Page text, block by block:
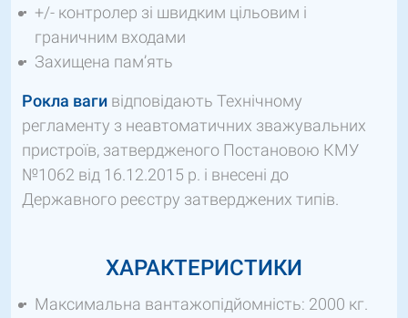
+/- контролер зі швидким цільовим і
граничним входами
Захищена пам’ять
Рокла ваги відповідають Технічному
регламенту з неавтоматичних зважувальних
пристроїв, затвердженого Постановою КМУ
№1062 від 16.12.2015 р. і внесені до
Державного реєстру затверджених типів.
ХАРАКТЕРИСТИКИ
Максимальна вантажопідйомність: 2000 кг.